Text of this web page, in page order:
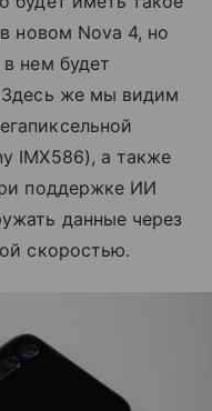
новом Nova 4, но
нем будет
Здесь же мы видим
IMX586), а также
поддержке ИИ
данные через
скоростью.